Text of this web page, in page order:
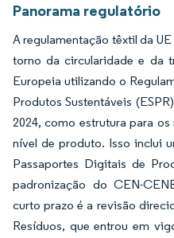
Panorama regulatório
A regulamentação têxtil da
torno da circularidade e da
Europeia utilizando o
Produtos Sustentáveis
2024, como estrutura para
nível de produto. Isso inclui
Passaportes Digitais de
padronização do CEN-
curto prazo é a revisão
Resíduos, que entrou em